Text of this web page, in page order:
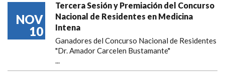
NOV
10
Tercera Sesión y Premiación del Concurso
Nacional de Residentes en Medicina
Intena
Ganadores del Concurso Nacional de Residentes
"Dr. Amador Carcelen Bustamante"
...